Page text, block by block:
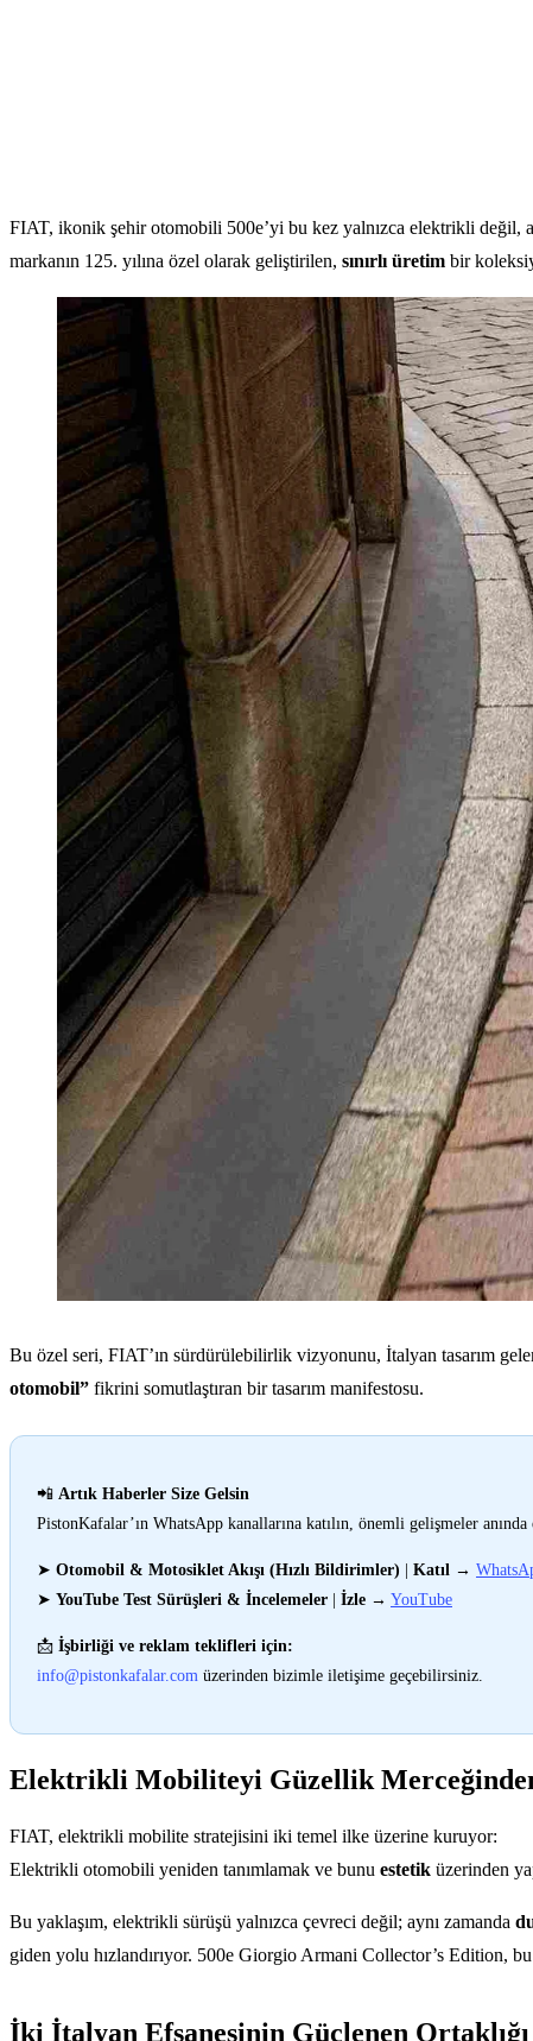
FIAT, ikonik şehir otomobili 500e’yi bu kez yalnızca elektrikli değil,
markanın 125. yılına özel olarak geliştirilen, sınırlı üretim bir
Bu özel seri, FIAT’ın sürdürülebilirlik vizyonunu, İtalyan tasarım
otomobil” fikrini somutlaştıran bir tasarım manifestosu.
📲 Artık Haberler Size Gelsin
PistonKafalar’ın WhatsApp kanallarına katılın, önemli gelişmeler anında
➤ Otomobil & Motosiklet Akışı (Hızlı Bildirimler) Katıl →
➤ YouTube Test Sürüşleri & İncelemeler İzle → YouTube
📩 İşbirliği ve reklam teklifleri için:
info@pistonkafalar.com üzerinden bizimle iletişime geçebilirsiniz.
Elektrikli Mobiliteyi Güzellik
FIAT, elektrikli mobilite stratejisini iki temel ilke üzerine kuruyor:
Elektrikli otomobili yeniden tanımlamak ve bunu estetik üzerinden
Bu yaklaşım, elektrikli sürüşü yalnızca çevreci değil; aynı zamanda
giden yolu hızlandırıyor. 500e Giorgio Armani Collector’s Edition, bu
İki İtalyan Efsanesinin Güçlenen Ortaklığı